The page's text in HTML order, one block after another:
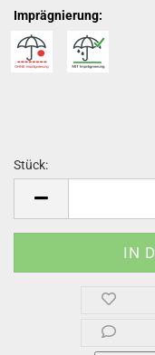
Imprägnierung:
Stück: